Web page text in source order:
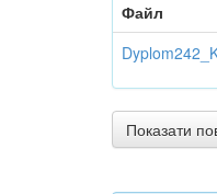
Файл
Показати